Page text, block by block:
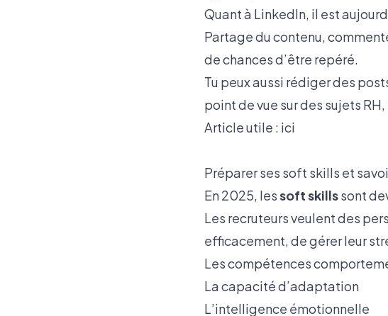
Quant à LinkedIn, il est
Partage du contenu,
de chances d’être repéré.
Tu peux aussi rédiger des
point de vue sur des sujets
Article utile : ici
Préparer ses soft skills et
En 2025, lessoft skillssont
Les recruteurs veulent des
efficacement, de gérer leur
Les compétences
La capacité d’adaptation
L’intelligence émotionnelle